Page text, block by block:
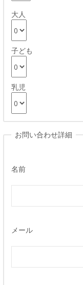
大人
子ども
乳児
お問い合わせ詳細
名前
メール